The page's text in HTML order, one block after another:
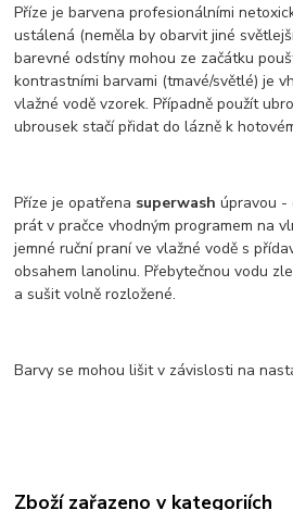
Příze je barvena profesionálními
ustálená (neměla by obarvit jiné
barevné odstíny mohou ze začátku
kontrastními barvami (tmavé/světlé) je
vlažné vodě vzorek. Případně použít
ubrousek stačí přidat do lázně k
Příze je opatřena superwash úpravou -
prát v pračce vhodným programem na
jemné ruční praní ve vlažné vodě s
obsahem lanolinu. Přebytečnou vodu
a sušit volně rozložené.
Barvy se mohou lišit v závislosti na
Zboží zařazeno v kategoriích